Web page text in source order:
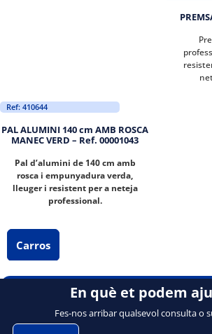
Ref: 410644
PAL ALUMINI 140 cm AMB ROSCA
MANEC VERD – Ref. 00001043
Pal d’alumini de 140 cm amb
rosca i empunyadura verda,
lleuger i resistent per a neteja
professional.
Carros
En què et podem
Fes-nos arribar qualsevol consulta o